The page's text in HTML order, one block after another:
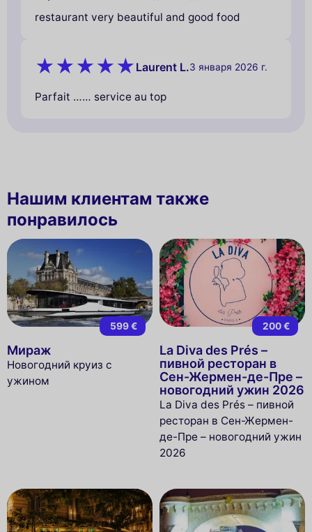
restaurant very beautiful and good food
Laurent L.3 января 2026 г.
Parfait …… service au top
Нашим клиентам также
понравилось
599 €
Мираж
Новогодний круиз с
ужином
200 €
La Diva des Prés –
пивной ресторан в
Сен-Жермен-де-Пре –
новогодний ужин 2026
La Diva des Prés – пивной
ресторан в Сен-Жермен-
де-Пре – новогодний ужин
2026